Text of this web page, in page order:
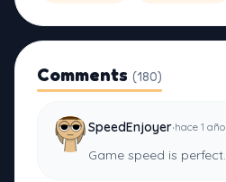
Comments (180)
SpeedEnjoyer·hace 1 año
Game speed is perfect.